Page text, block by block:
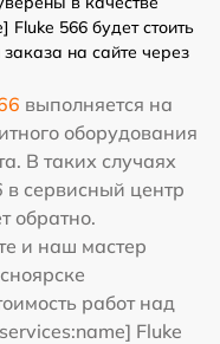
566 будет стоить
на сайте через
выполняется на
оборудования
В таких случаях
в сервисный центр
обратно.
и наш мастер
работ над
Fluke